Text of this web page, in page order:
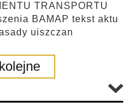
TRANSPORTU
BAMAP tekst aktu
uiszczan